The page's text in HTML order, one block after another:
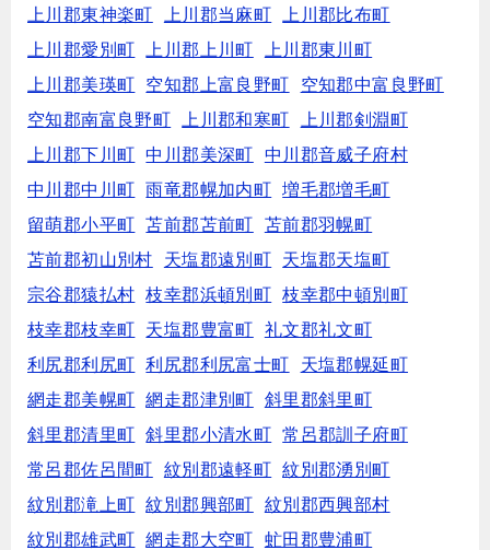
上川郡東神楽町
上川郡当麻町
上川郡比布町
上川郡愛別町
上川郡上川町
上川郡東川町
上川郡美瑛町
空知郡上富良野町
空知郡中富良野町
空知郡南富良野町
上川郡和寒町
上川郡剣淵町
上川郡下川町
中川郡美深町
中川郡音威子府村
中川郡中川町
雨竜郡幌加内町
増毛郡増毛町
留萌郡小平町
苫前郡苫前町
苫前郡羽幌町
苫前郡初山別村
天塩郡遠別町
天塩郡天塩町
宗谷郡猿払村
枝幸郡浜頓別町
枝幸郡中頓別町
枝幸郡枝幸町
天塩郡豊富町
礼文郡礼文町
利尻郡利尻町
利尻郡利尻富士町
天塩郡幌延町
網走郡美幌町
網走郡津別町
斜里郡斜里町
斜里郡清里町
斜里郡小清水町
常呂郡訓子府町
常呂郡佐呂間町
紋別郡遠軽町
紋別郡湧別町
紋別郡滝上町
紋別郡興部町
紋別郡西興部村
紋別郡雄武町
網走郡大空町
虻田郡豊浦町